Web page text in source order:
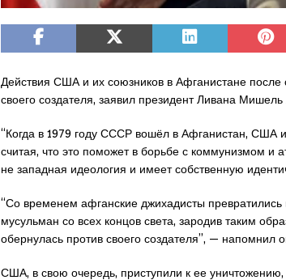
Действия США и их союзников в Афганистане после
своего создателя, заявил президент Ливана Мишель
“Когда в 1979 году СССР вошёл в Афганистан, США
считая, что это поможет в борьбе с коммунизмом и
не западная идеология и имеет собственную
“Со временем афганские джихадисты
мусульман со всех концов света, зародив таким
обернулась против своего создателя”, — напомнил
США, в свою очередь, приступили к ее